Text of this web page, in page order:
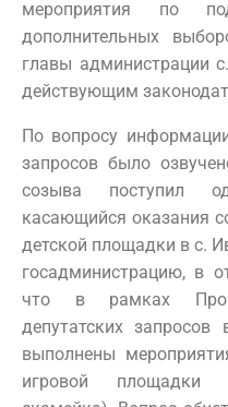
мероприятия по
дополнительных
главы администрации
действующим
По вопросу
запросов было
созыва поступил
касающийся оказания
детской площадки в с.
госадминистрацию, в
что в рамках
депутатских
выполнены
игровой площадки